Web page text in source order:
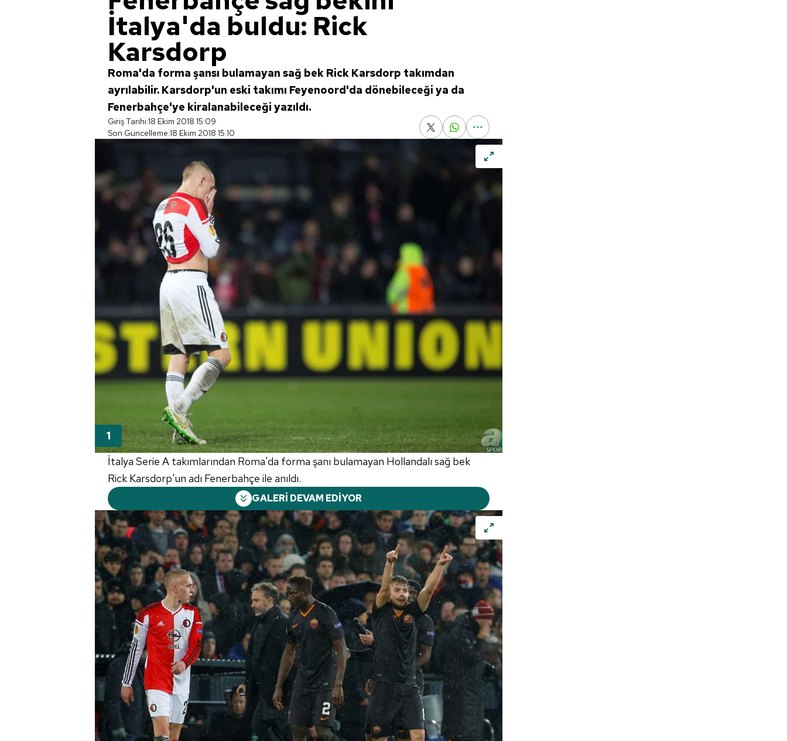
İtalya'da buldu: Rick
Karsdorp
Roma'da forma şansı bulamayan sağ bek Rick Karsdorp takımdan
ayrılabilir. Karsdorp'un eski takımı Feyenoord'da dönebileceği ya da
Fenerbahçe'ye kiralanabileceği yazıldı.
Giriş Tarihi:18 Ekim 2018 15:09
Son Güncelleme:18 Ekim 2018 15:10
İtalya Serie A takımlarından Roma'da forma şanı bulamayan Hollandalı sağ bek
Rick Karsdorp'un adı Fenerbahçe ile anıldı.
GALERİ DEVAM EDİYOR